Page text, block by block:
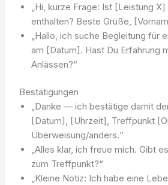
„Hi, kurze Frage: Ist [Leistung
enthalten? Beste Grüße,
„Hallo, ich suche Begleitung für
am [Datum]. Hast Du Erfahrung
Anlässen?“
Bestätigungen
„Danke — ich bestätige damit
[Datum], [Uhrzeit], Treffpunkt
Überweisung/anders.“
„Alles klar, ich freue mich. Gibt
zum Treffpunkt?“
„Kleine Notiz: Ich habe eine